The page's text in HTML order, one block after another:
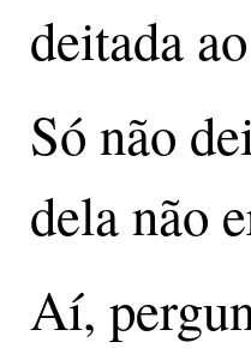
deitada
Só não
dela não
Aí,